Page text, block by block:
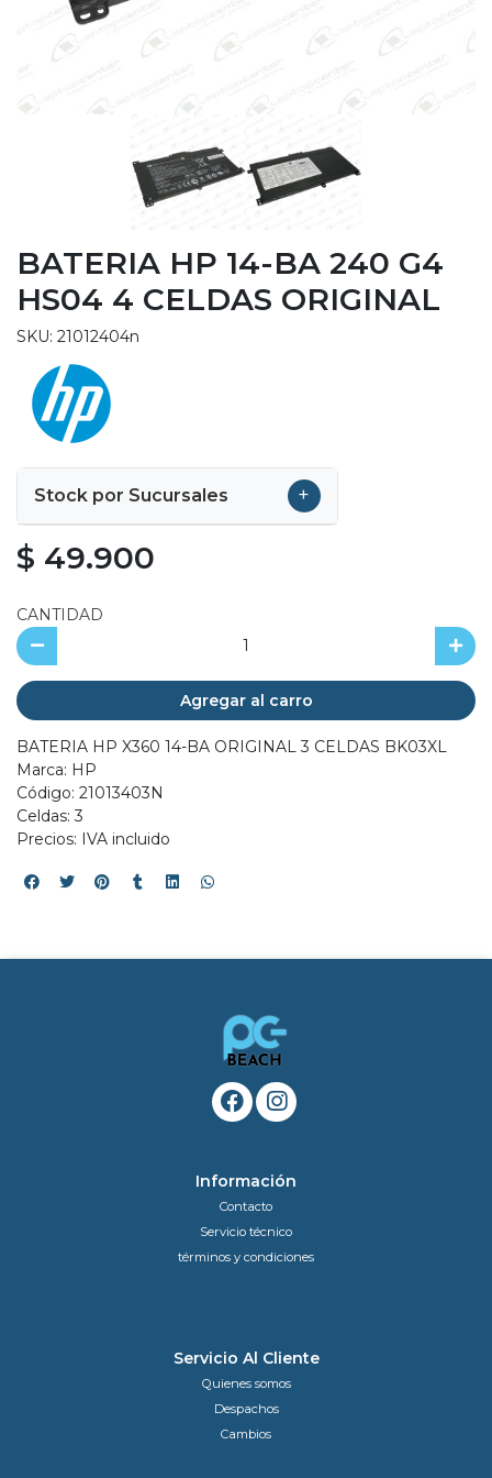
BATERIA HP 14-BA 240 G4
HS04 4 CELDAS ORIGINAL
SKU: 21012404n
Stock por Sucursales +
$ 49.900
CANTIDAD
Agregar al carro
BATERIA HP X360 14-BA ORIGINAL 3 CELDAS BK03XL
Marca: HP
Código: 21013403N
Celdas: 3
Precios: IVA incluido
Información
Contacto
Servicio técnico
términos y condiciones
Servicio Al Cliente
Quienes somos
Despachos
Cambios